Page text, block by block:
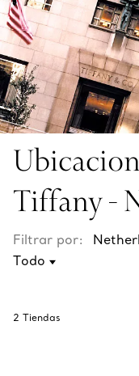
Tiffany -
Filtrar por:
2 Tiendas